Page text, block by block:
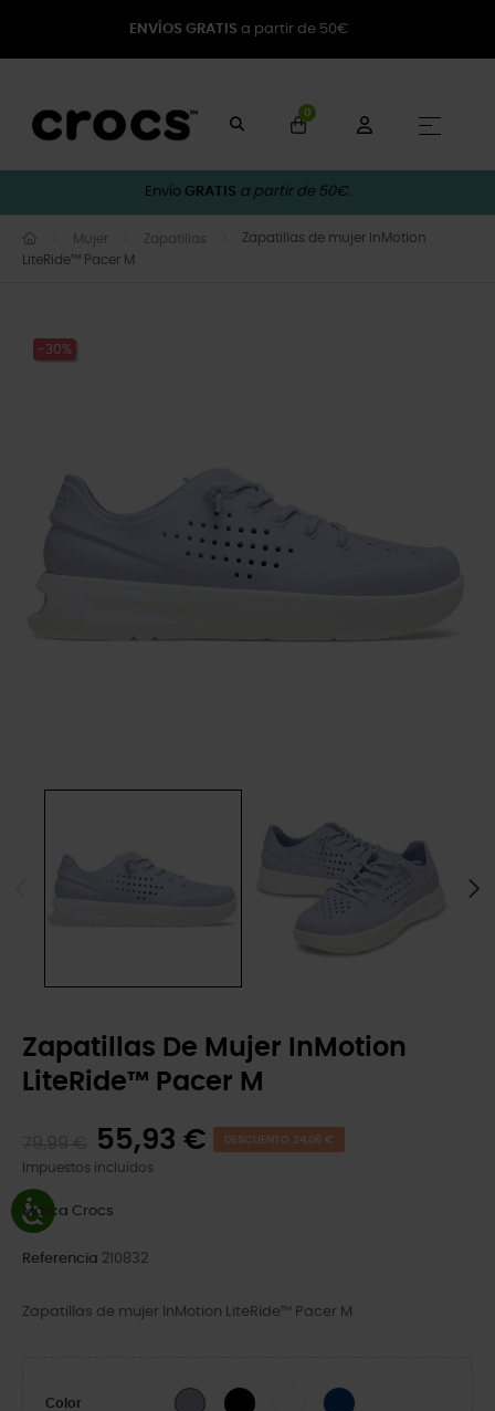
ENVÍOS GRATIS a partir de 50€
0
☰
Envío GRATIS a partir de 50€.
Mujer Zapatillas
Zapatillas de mujer InMotion
LiteRide™ Pacer M
-30%
Zapatillas De Mujer InMotion
LiteRide™ Pacer M
55,93 € DESCUENTO 24,06 €
Impuestos incluidos
Marca Crocs
Referencia 210832
Zapatillas de mujer InMotion LiteRide™ Pacer M
Color Purple MoonBlack/Atmosphere
White/Moonlight
Navy/White